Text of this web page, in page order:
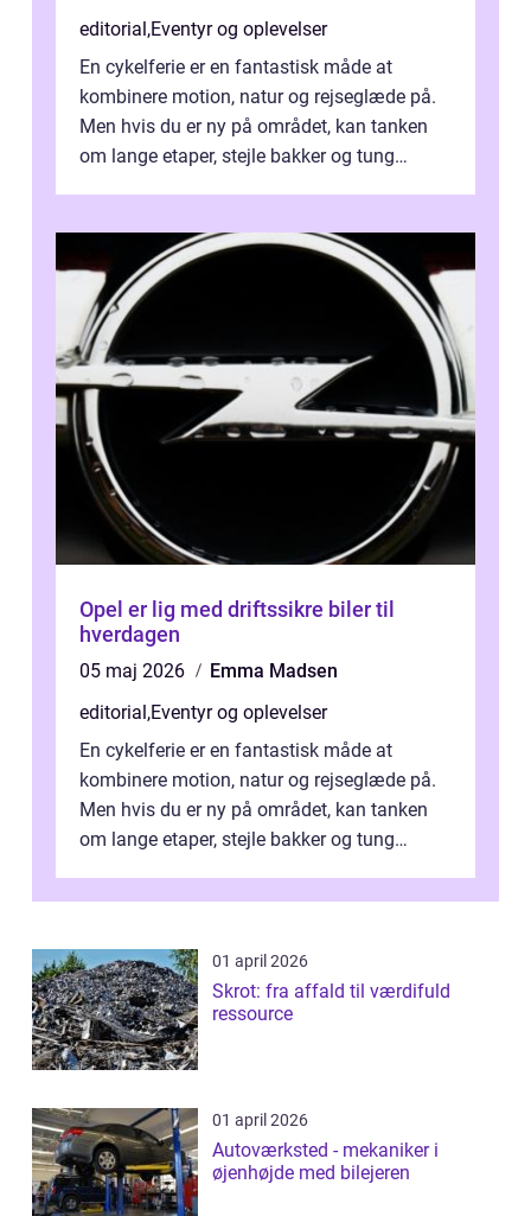
editorial,Eventyr og oplevelser
En cykelferie er en fantastisk måde at
kombinere motion, natur og rejseglæde på.
Men hvis du er ny på området, kan tanken
om lange etaper, stejle bakker og tung
Opel er lig med driftssikre biler til
hverdagen
05 maj 2026
Emma Madsen
editorial,Eventyr og oplevelser
En cykelferie er en fantastisk måde at
kombinere motion, natur og rejseglæde på.
Men hvis du er ny på området, kan tanken
om lange etaper, stejle bakker og tung
01 april 2026
Skrot: fra affald til værdifuld
ressource
01 april 2026
Autoværksted - mekaniker i
øjenhøjde med bilejeren